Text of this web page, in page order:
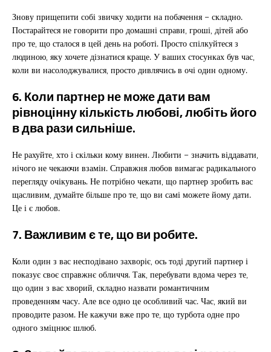
Знову прищепити собі звичку ходити на побачення – складно.
Постарайтеся не говорити про домашні справи, гроші, дітей або
про те, що сталося в цей день на роботі. Просто спілкуйтеся з
людиною, яку хочете дізнатися краще. У ваших стосунках був час,
коли ви насолоджувалися, просто дивлячись в очі один одному.
6. Коли партнер не може дати вам
рівноцінну кількість любові, любіть його
в два рази сильніше.
Не рахуйте, хто і скільки кому винен. Любити – значить віддавати,
нічого не чекаючи взамін. Справжня любов вимагає радикального
перегляду очікувань. Не потрібно чекати, що партнер зробить вас
щасливим, думайте більше про те, що ви самі можете йому дати.
Це і є любов.
7. Важливим є те, що ви робите.
Коли один з вас несподівано захворіє, ось тоді другий партнер і
показує своє справжнє обличчя. Так, перебувати вдома через те,
що один з вас хворий, складно назвати романтичним
проведенням часу. Але все одно це особливий час. Час, який ви
проводите разом. Не кажучи вже про те, що турбота одне про
одного зміцнює шлюб.